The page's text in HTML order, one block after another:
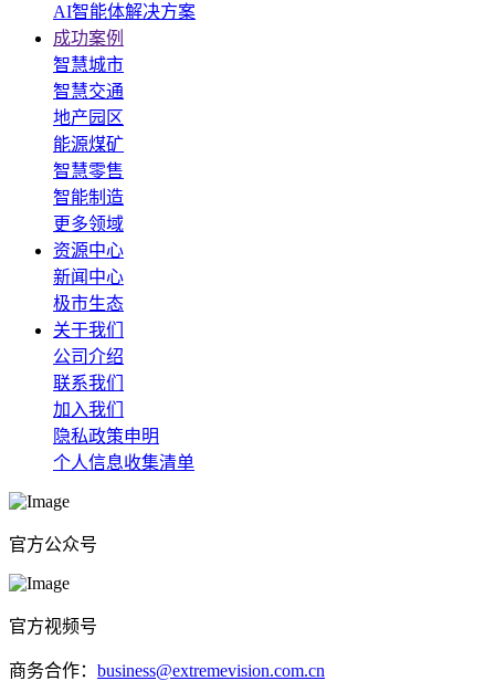
AI智能体解决方案
成功案例
智慧城市
智慧交通
地产园区
能源煤矿
智慧零售
智能制造
更多领域
资源中心
新闻中心
极市生态
关于我们
公司介绍
联系我们
加入我们
隐私政策申明
个人信息收集清单
官方公众号
官方视频号
商务合作： business@extremevision.com.cn